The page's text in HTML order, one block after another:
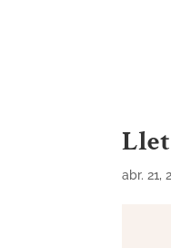
abr. 21,